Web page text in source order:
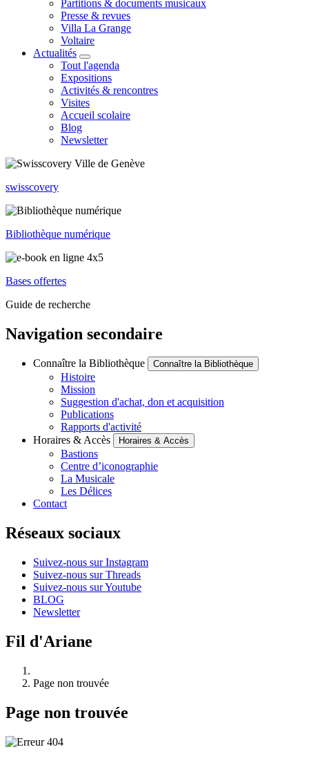
Partitions & documents musicaux
Presse & revues
Villa La Grange
Voltaire
Actualités
Tout l'agenda
Expositions
Activités & rencontres
Visites
Accueil scolaire
Blog
Newsletter
swisscovery
Bibliothèque numérique
Bases offertes
Guide de recherche
Navigation secondaire
Connaître la Bibliothèque Connaître la Bibliothèque
Histoire
Mission
Suggestion d'achat, don et acquisition
Publications
Rapports d'activité
Horaires & Accès
Horaires & Accès
Bastions
Centre d’iconographie
La Musicale
Les Délices
Contact
Réseaux sociaux
Suivez-nous sur Instagram
Suivez-nous sur Threads
Suivez-nous sur Youtube
BLOG
Newsletter
Fil d'Ariane
Page non trouvée
Page non trouvée